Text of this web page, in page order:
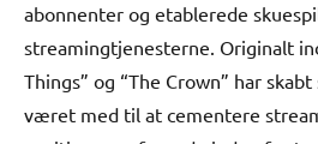
abonnenter og etablerede
streamingtjenesterne. Originalt
Things” og “The Crown” har
været med til at cementere